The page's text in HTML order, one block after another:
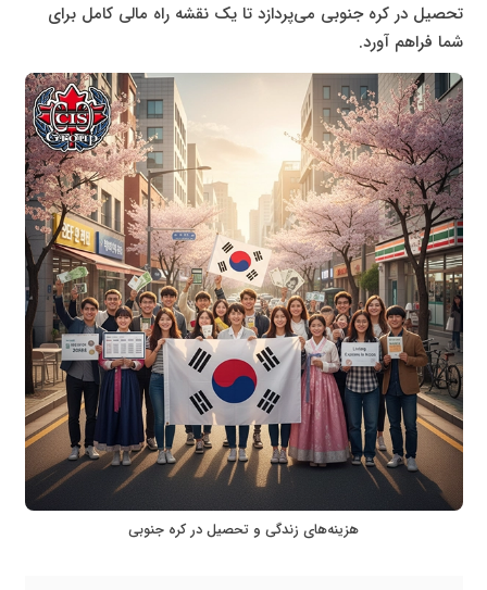
تحصیل در کره جنوبی می‌پردازد تا یک نقشه راه مالی کامل برای
شما فراهم آورد.
هزینه‌های زندگی و تحصیل در کره جنوبی